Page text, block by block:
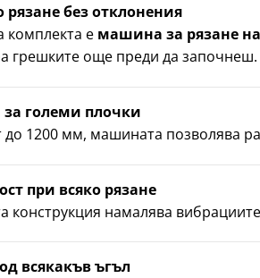
рязане без отклонения
комплекта е машина за рязане
грешките още преди да
големи плочки
до 1200 мм, машината позволява
при всяко рязане
конструкция намалява
всякакъв ъгъл